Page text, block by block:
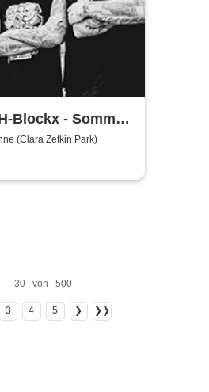
Blockx - Sommer
(Clara Zetkin Park)
- 30 von 500
3 4 5 ❯ ❯❯